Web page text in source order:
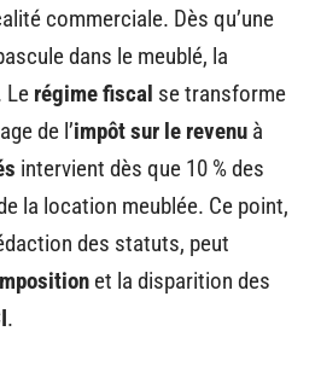
commerciale. Dès qu’une
dans le meublé, la
Le régime fiscal se transforme
de l’impôt sur le revenu à
intervient dès que 10 % des
la location meublée. Ce point,
des statuts, peut
et la disparition des
.